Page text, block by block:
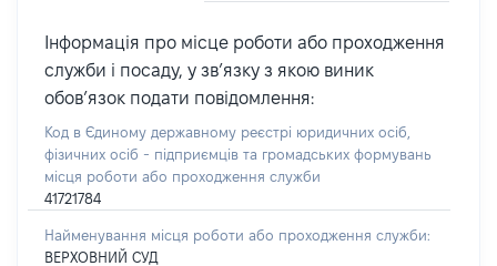
Інформація про місце роботи або проходження
служби і посаду, у зв’язку з якою виник
обов’язок подати повідомлення:
Код в Єдиному державному реєстрі юридичних осіб,
фізичних осіб - підприємців та громадських формувань
місця роботи або проходження служби
41721784
Найменування місця роботи або проходження служби:
ВЕРХОВНИЙ СУД